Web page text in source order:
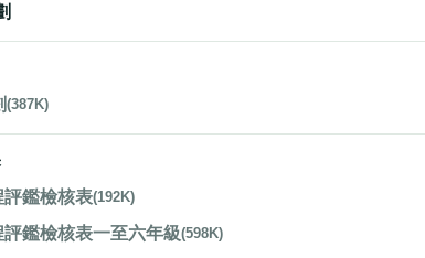
(387K)
評鑑檢核表(192K)
鑑檢核表一至六年級(598K)